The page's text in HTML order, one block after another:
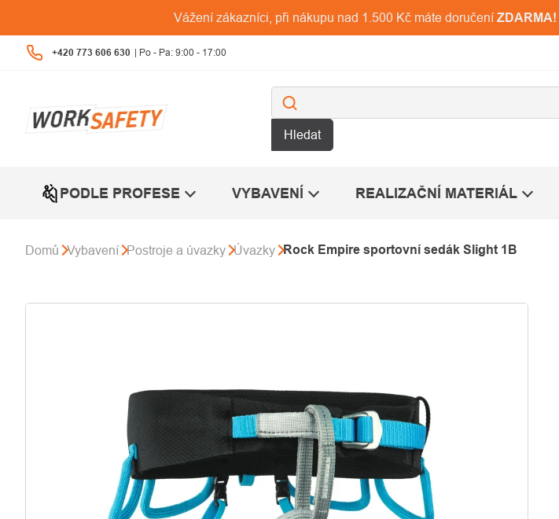
obsah
Vážení zákazníci, při nákupu nad 1.500 Kč máte doručení ZDARMA!
+420 773 606 630
Hledat
PODLE PROFESE VYBAVENÍ REALIZAČNÍ MATERIÁL
Domů Vybavení Postroje a úvazky Úvazky Rock Empire sportovní sedák Slight 1B